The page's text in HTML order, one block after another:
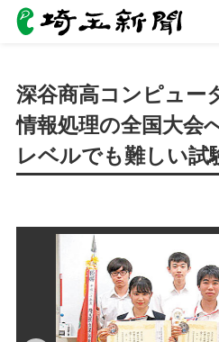
深谷商高コンピュー
情報処理の全国大
レベルでも難しい試